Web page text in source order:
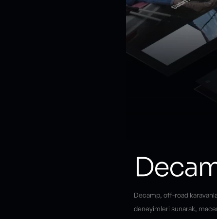
Decamp, off-road
deneyimleri sunarak,